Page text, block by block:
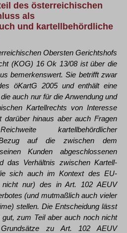
des österreichischen
als
und kartellbehördliche
Obersten Gerichtshofs
(KOG) 16 Ok 13/08 ist über die
bemerkenswert. Sie betrifft zwar
öKartG 2005 und enthält eine
auch nur für die Anwendung und
Kartellrechts von Interesse
darüber hinaus aber auch Fragen
kartellbehördlicher
auf die zwischen dem
Kunden abgeschlossenen
das Verhältnis zwischen Kartell-
sich auch im Kontext des EU-
nicht nur) des in Art. 102 AEUV
(und mutmaßlich auch vieler
stellen. Die Entscheidung lässt
zum Teil aber auch noch nicht
zu Art. 102 AEUV